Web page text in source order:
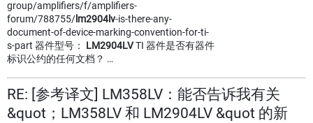
group/amplifiers/f/amplifiers-
forum/788755/ lm2904lv-is-there-any-
document-of-device-marking-convention-for-ti-
s-part 器件型号： LM2904LVTI 器件是否有器件
标识公约的任何文档？ …
RE: [参考译文] LM358LV：能否告诉我有关
&quot；LM358LV 和 LM2904LV &quot 的新